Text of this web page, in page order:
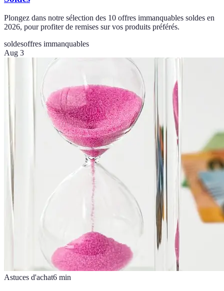
Plongez dans notre sélection des 10 offres immanquables soldes en
2026, pour profiter de remises sur vos produits préférés.
soldesoffres immanquables
Aug 3
Astuces d'achat6 min